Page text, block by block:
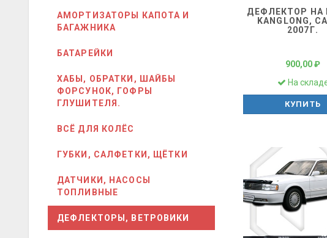
АМОРТИЗАТОРЫ КАПОТА И
БАГАЖНИКА
БАТАРЕЙКИ
ХАБЫ, ОБРАТКИ, ШАЙБЫ
ФОРСУНОК, ГОФРЫ
ГЛУШИТЕЛЯ.
ВСЁ ДЛЯ КОЛЁС
ГУБКИ, САЛФЕТКИ, ЩЁТКИ
ДАТЧИКИ, НАСОСЫ
ТОПЛИВНЫЕ
ДЕФЛЕКТОРЫ, ВЕТРОВИКИ
ДЕФЛЕКТОР НА
KANGLONG,
2007Г.
900,00 ₽
На
КУПИТЬ